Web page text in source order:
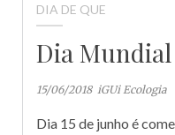
DIA DE QUE
Dia
15/06/2018 iGUi Ecologia
Dia 15 de junho é